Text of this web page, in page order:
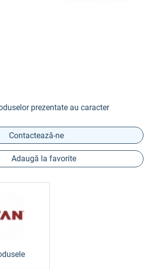
prezentate au caracter
Contactează-ne
Adaugă la favorite